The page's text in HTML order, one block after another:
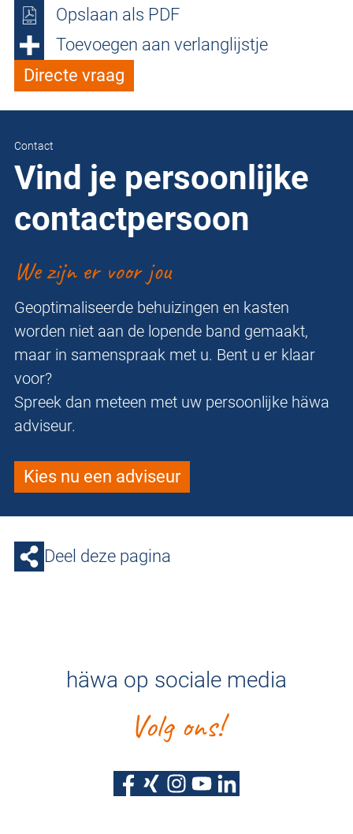
Opslaan als PDF
Toevoegen aan verlanglijstje
Directe vraag
Contact
Vind je persoonlijke
contactpersoon
We zijn er voor jou
Geoptimaliseerde behuizingen en kasten
worden niet aan de lopende band gemaakt,
maar in samenspraak met u. Bent u er klaar
voor?
Spreek dan meteen met uw persoonlijke häwa
adviseur.
Kies nu een adviseur
Deel deze pagina
häwa op sociale media
Volg ons!